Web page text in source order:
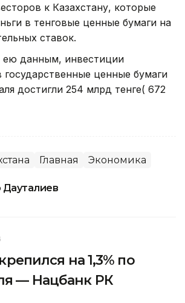
к Казахстану, которые
в тенговые ценные бумаги на
ставок.
ею данным, инвестиции
государственные ценные бумаги
достигли 254 млрд тенге( 672
Главная Экономика
Дауталиев
на 1,3% по
— Нацбанк РК